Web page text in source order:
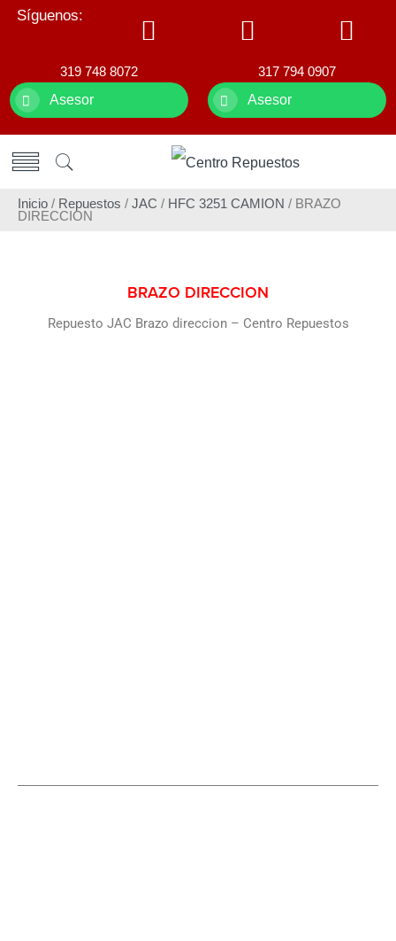
Síguenos:
319 748 8072
Asesor
317 794 0907
Asesor
Inicio / Repuestos / JAC / HFC 3251 CAMION / BRAZO
DIRECCION
BRAZO DIRECCION
Repuesto JAC Brazo direccion – Centro Repuestos